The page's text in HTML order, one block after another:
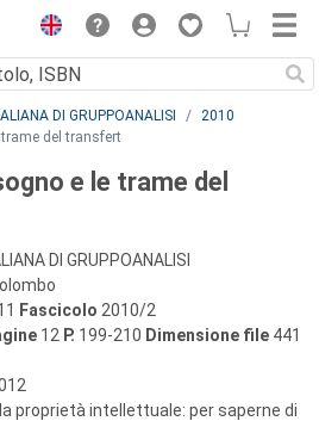
DI GRUPPOANALISI
2010
del transfert
e le trame del
DI GRUPPOANALISI
Fascicolo 2010/2
12 P. 199-210 Dimensione file 441
proprietà intellettuale: per saperne di